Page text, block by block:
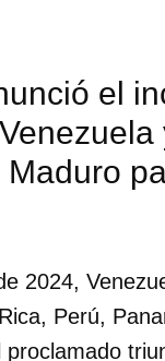
el
2024,
Perú,